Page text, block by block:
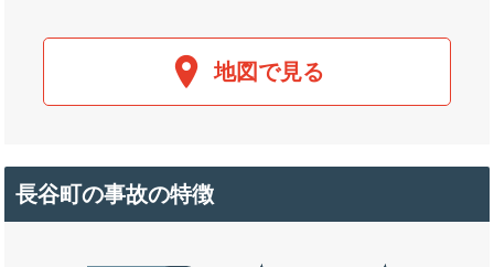
地図で見る
長谷町の事故の特徴